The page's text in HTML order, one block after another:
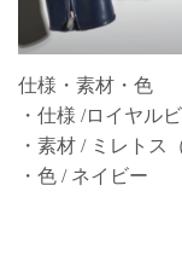
仕様・素材・色
・仕様 /ロイヤル
・素材 / ミレトス
・色 / ネイビー